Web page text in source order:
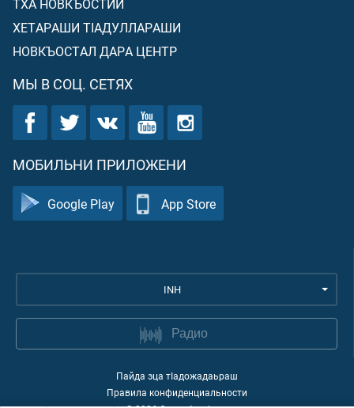
ТХА НОВКЪОСТИЙ
ХЕТАРАШИ ТIАДУЛЛАРАШИ
НОВКЪОСТАЛ ДАРА ЦЕНТР
МЫ В СОЦ. СЕТЯХ
МОБИЛЬНИ ПРИЛОЖЕНИ
Google Play App Store
INH
Радио
Пайда эца тIадожадаьраш
Правила конфиденциальности